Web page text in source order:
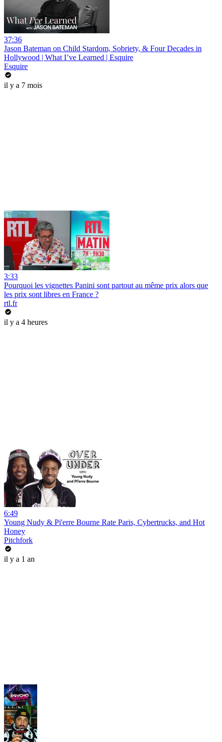
37:36
Jason Bateman on Child Stardom, Sobriety, & Four Decades in
Hollywood | What I’ve Learned | Esquire
Esquire
il y a 7 mois
3:33
Pourquoi les vignettes Panini sont partout au même prix alors que
les prix sont libres en France ?
rtl.fr
il y a 4 heures
6:49
Young Nudy & Pi'erre Bourne Rate Paris, Cybertrucks, and Hot
Honey
Pitchfork
il y a 1 an